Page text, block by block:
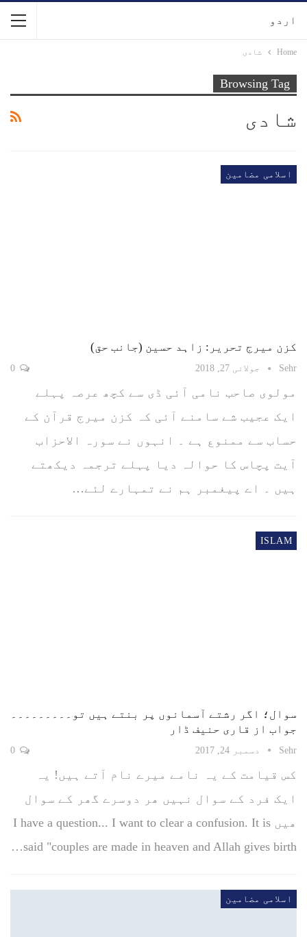
اردو
Home شادی
Browsing Tag
شادی
اسلامی مضامین
کزن میرج تحریر: زاہد حسین (جانب حق)
Sehr جولائی 27, 2018
مولوی صاحب نامی آئی ڈی سے کچھ عرصہ پہلے
ایک عجیب شے سامنے آئی کہ کزن میرج قرآن کے
حساب سے ممنوع ہے ۔ انہوں نے سورہ الاحزاب
آیت پچاس کا حوالہ دیا پہلے ترجمہ دیکھتے
ہیں ۔ اے پیغمبر ہم نے تمہارے لئے…
ISLAM
سوال؛ اگر رشتے آسمانوں پر بنتے ہیں تو۔۔۔۔۔۔۔۔۔
جواب از قاری حنیف ڈار
Sehr دسمبر 24, 2017
کس قیامت کے یہ نامے میرے نام آتے ہیں! یہ
ایک فرد کے سوال نہیں ھر دوسرے گھر کے سوال
ھیں I have a question... I want to clear a confusion. It is
said "couples are made in heaven and Allah gives birth…
اسلامی مضامین